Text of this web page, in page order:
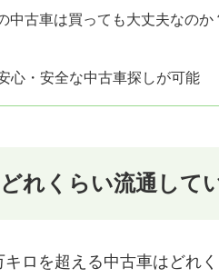
古車は買っても大丈夫なのか
心・安全な中古車探しが可能
れくらい流通して
ロを超える中古車はどれ